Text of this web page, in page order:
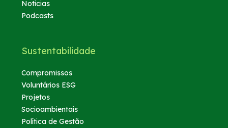
Noticias
Podcasts
Sustentabilidade
Compromissos
Voluntários ESG
Projetos
Socioambientais
Política de Gestão